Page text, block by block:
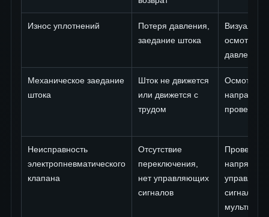
Износ уплотнений
Потеря давления,
заедание штока
осмотр,
давления
Механическое заедание
штока
Шток не движется
или движется с
трудом
Осмотр
проверка
Неисправность
электропневматического
клапана
Отсутствие
переключения,
нет управляющих
сигналов
Проверить
сигналы